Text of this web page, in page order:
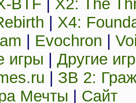
BTF
X2: The
X4:
Evochron
игры
Другие
ЗВ 2:
Мечты Сайт